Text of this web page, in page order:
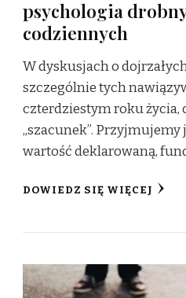
psychologia
codziennych
W dyskusjach o
szczególnie tych
czterdziestym roku życia,
„szacunek”. Przyjmujemy
wartość deklarowaną,
DOWIEDZ SIĘ WIĘCEJ